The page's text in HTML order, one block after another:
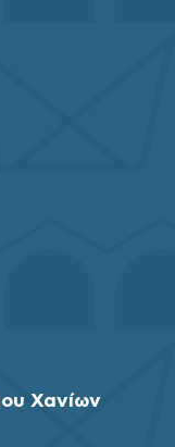
Χανίων